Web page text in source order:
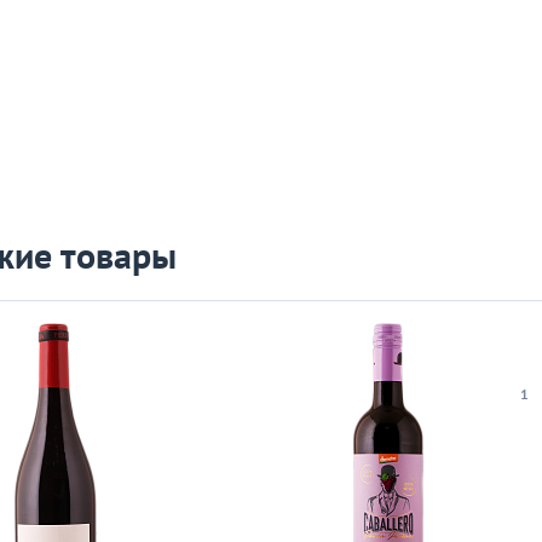
товары
1